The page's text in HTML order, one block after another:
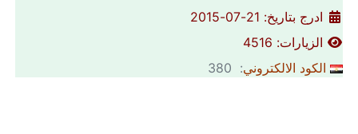
ادرج بتاريخ: 21-07-2015
الزيارات: 4516
الكود الالكتروني: 380